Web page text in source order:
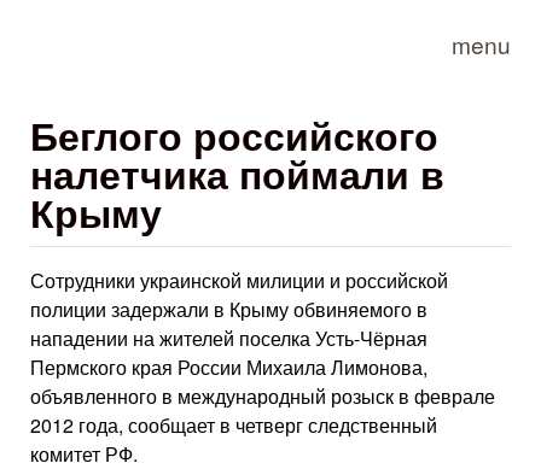
menu
Беглого российского
налетчика поймали в
Крыму
Сотрудники украинской милиции и российской
полиции задержали в Крыму обвиняемого в
нападении на жителей поселка Усть-Чёрная
Пермского края России Михаила Лимонова,
объявленного в международный розыск в феврале
2012 года, сообщает в четверг следственный
комитет РФ.